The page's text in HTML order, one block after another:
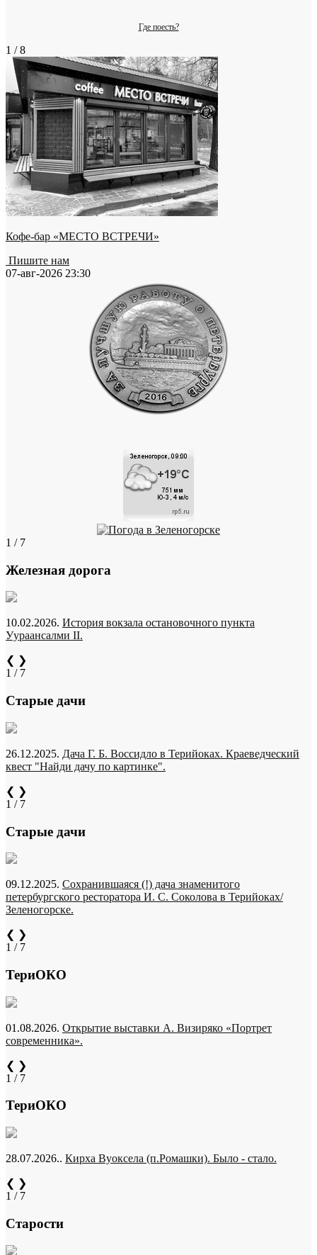
Где поесть?
1 / 8
Кофе-бар «МЕСТО ВСТРЕЧИ»
Пишите нам
07-авг-2026 23:30
1 / 7
Железная дорога
10.02.2026. История вокзала остановочного пункта
Уураансалми II.
❮ ❯
1 / 7
Старые дачи
26.12.2025. Дача Г. Б. Воссидло в Терийоках. Краеведческий
квест "Найди дачу по картинке".
❮ ❯
1 / 7
Старые дачи
09.12.2025. Сохранившаяся (!) дача знаменитого
петербургского ресторатора И. С. Соколова в Терийоках/
Зеленогорске.
❮ ❯
1 / 7
ТериОКО
01.08.2026. Открытие выставки А. Визиряко «Портрет
современника».
❮ ❯
1 / 7
ТериОКО
28.07.2026.. Кирха Вуоксела (п.Ромашки). Было - стало.
❮ ❯
1 / 7
Старости